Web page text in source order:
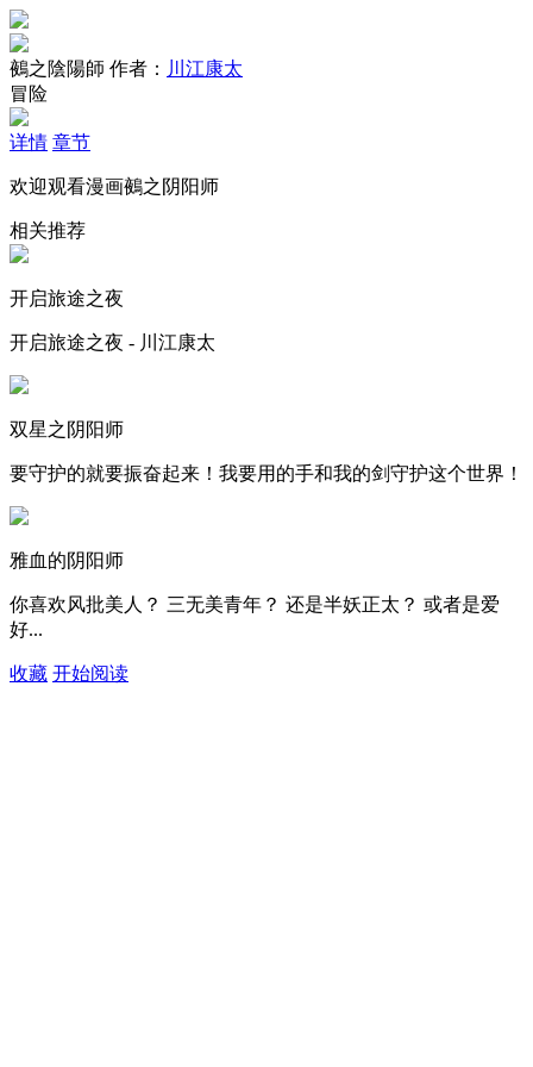
鵺之陰陽師 作者： 川江康太
冒险
详情 章节
欢迎观看漫画鵺之阴阳师
相关推荐
开启旅途之夜
开启旅途之夜 - 川江康太
双星之阴阳师
要守护的就要振奋起来！我要用的手和我的剑守护这个世界！
雅血的阴阳师
你喜欢风批美人？ 三无美青年？ 还是半妖正太？ 或者是爱
好...
收藏 开始阅读